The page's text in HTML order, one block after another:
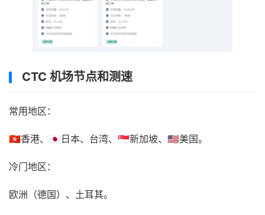
CTC 机场节点和测速
常用地区：
🇭🇰香港、🇯🇵日本、台湾、🇸🇬新加坡、🇺🇸美国。
冷门地区：
欧洲（德国）、土耳其。